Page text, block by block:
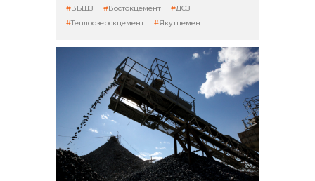
ВБЩЗ Востокцемент
ДСЗ
Теплоозерскцемент
Якутцемент